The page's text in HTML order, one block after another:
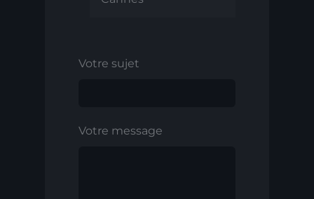
Votre sujet
Votre message